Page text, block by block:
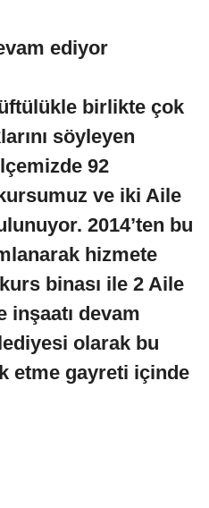
ediyor
birlikte çok
söyleyen
92
ve iki Aile
2014’ten bu
hizmete
binası ile 2 Aile
inşaatı devam
olarak bu
etme gayreti içinde